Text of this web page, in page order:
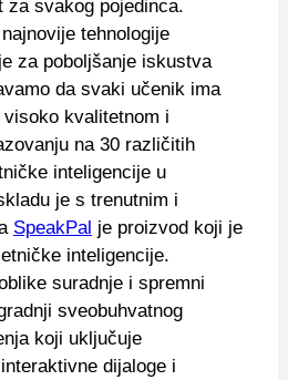
svakog pojedinca.
tehnologije
za poboljšanje iskustva
da svaki učenik ima
kvalitetnom i
na 30 različitih
inteligencije u
je s trenutnim i
SpeakPal je proizvod koji je
inteligencije.
suradnje i spremni
sveobuhvatnog
koji uključuje
dijaloge i